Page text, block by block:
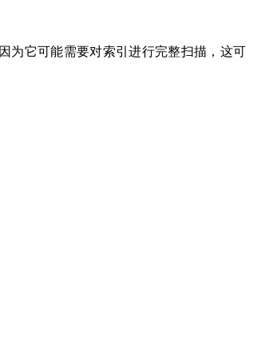
为它可能需要对索引进行完整扫描，这可